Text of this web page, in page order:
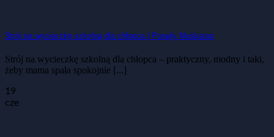
Strój na wycieczkę szkolną dla chłopca | Porady Muskatos
Strój na wycieczkę szkolną dla chłopca – praktyczny, modny i taki,
żeby mama spała spokojnie [...]
19
cze